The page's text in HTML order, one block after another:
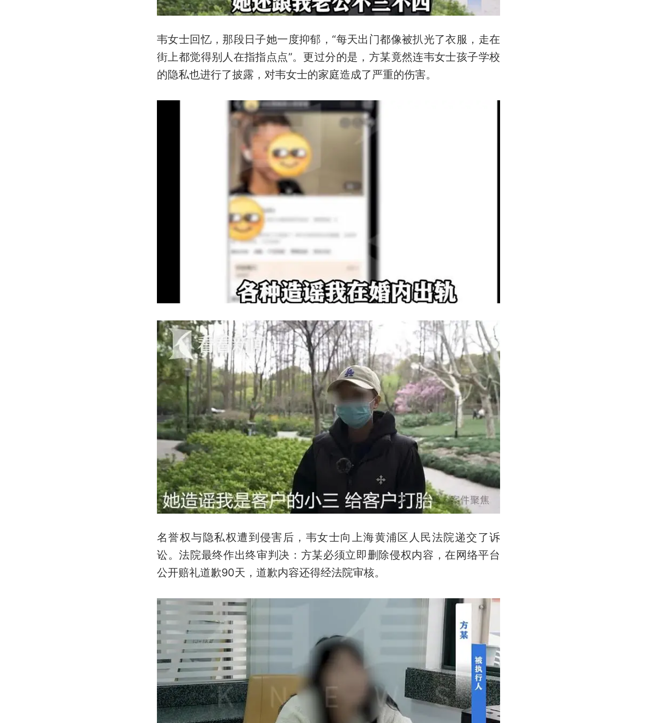
韦女士回忆，那段日子她一度抑郁，“每天出门都像被扒光了衣服，走在
街上都觉得别人在指指点点”。更过分的是，方某竟然连韦女士孩子学校
的隐私也进行了披露，对韦女士的家庭造成了严重的伤害。
名誉权与隐私权遭到侵害后，韦女士向上海黄浦区人民法院递交了诉
讼。法院最终作出终审判决：方某必须立即删除侵权内容，在网络平台
公开赔礼道歉90天，道歉内容还得经法院审核。